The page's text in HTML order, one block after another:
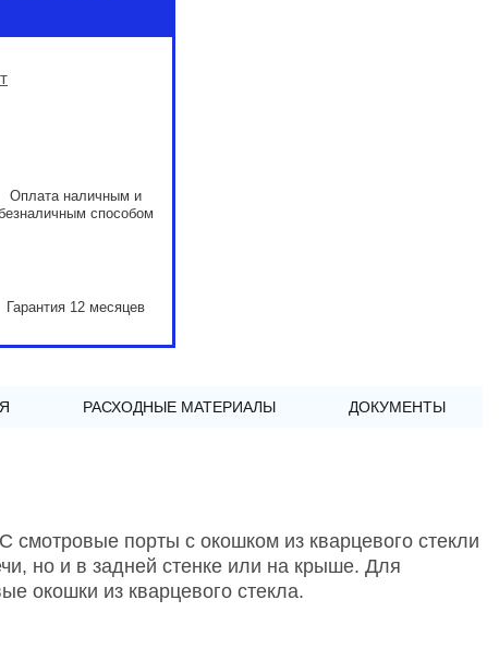
Оплата наличным и
способом
Гарантия 12 месяцев
РАСХОДНЫЕ МАТЕРИАЛЫ ДОКУМЕНТЫ
порты с окошком из кварцевого стекли
но и в задней стенке или на крыше. Для
окошки из кварцевого стекла.